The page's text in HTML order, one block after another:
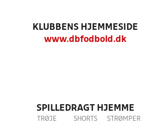
KLUBBENS HJEMMESIDE
www.dbfodbold.dk
SPILLEDRAGT HJEMME
TRØJE SHORTS STRØMPER